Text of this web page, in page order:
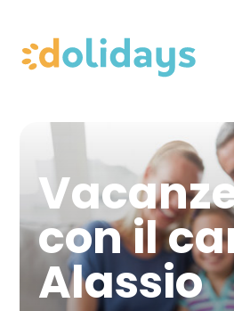
con il
Alassio